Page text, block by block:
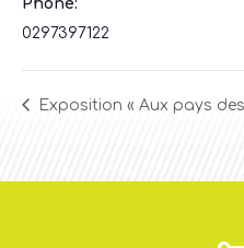
Phone:
0297397122
Exposition « Aux pays